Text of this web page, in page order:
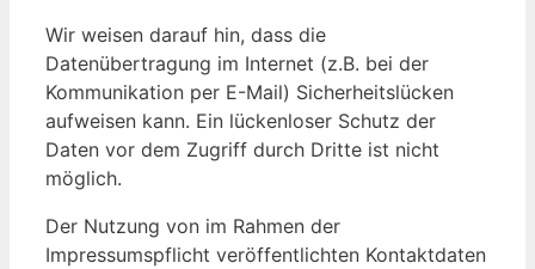
Wir weisen darauf hin, dass die
Datenübertragung im Internet (z.B. bei der
Kommunikation per E-Mail) Sicherheitslücken
aufweisen kann. Ein lückenloser Schutz der
Daten vor dem Zugriff durch Dritte ist nicht
möglich.
Der Nutzung von im Rahmen der
Impressumspflicht veröffentlichten Kontaktdaten